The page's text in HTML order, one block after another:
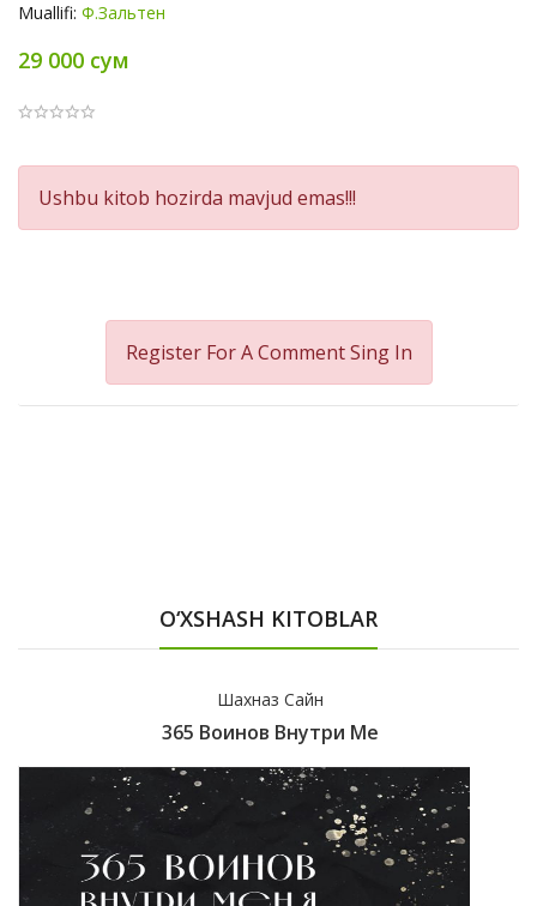
Muallifi: Ф.Зальтен
29 000 сум
Product
Summery
Ushbu kitob hozirda mavjud emas!!!
Register For A CommentSing In
O‘XSHASH KITOBLAR
Шахназ Сайн
365 Воинов Внутри Ме